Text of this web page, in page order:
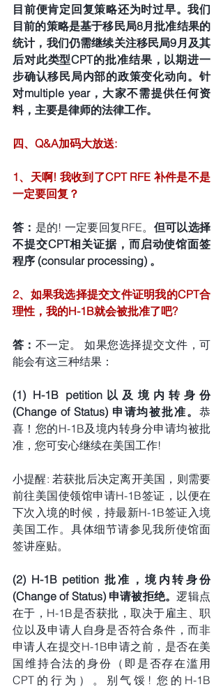
目前便肯定回复策略还为时过早。我们
目前的策略是基于移民局8月批准结果的
统计，我们仍需继续关注移民局9月及其
后对此类型CPT的批准结果，以期进一
步确认移民局内部的政策变化动向。针
对multiple year，大家不需提供任何资
料，主要是律师的法律工作。
四、Q&A加码大放送:
1、天啊! 我收到了CPT RFE 补件是不是
一定要回复？
答： 是的! 一定要回复RFE。 但可以选择
不提交CPT相关证据，而启动使馆面签
程序 (consular processing) 。
2、如果我选择提交文件证明我的CPT合
理性，我的H-1B就会被批准了吧?
答： 不一定。 如果您选择提交文件，可
能会有这三种结果：
(1) H-1B petition以及境内转身份
(Change of Status) 申请均被批准。 恭
喜！您的H-1B及境内转身分申请均被批
准，您可安心继续在美国工作!
小提醒: 若获批后决定离开美国，则需要
前往美国使领馆申请H-1B签证，以便在
下次入境的时候，持最新H-1B签证入境
美国工作。具体细节请参见我所使馆面
签讲座贴。
(2) H-1B petition 批准，境内转身份
(Change of Status) 申请被拒绝。逻辑点
在于，H-1B是否获批，取决于雇主、职
位以及申请人自身是否符合条件，而非
申请人在提交H-1B申请之前，是否在美
国维持合法的身份（即是否存在滥用
CPT的行为）。别气馁! 您的H-1B